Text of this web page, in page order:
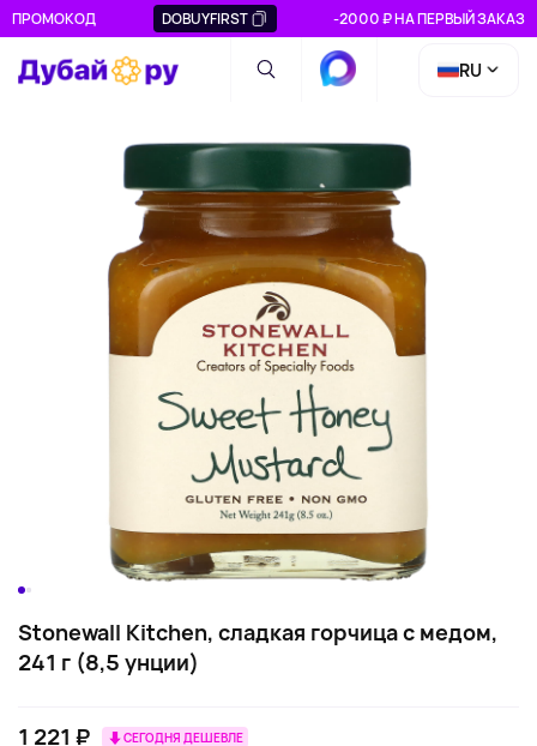
ПРОМОКОД DOBUYFIRST -2000 ₽ НА ПЕРВЫЙ ЗАКАЗ
RU
Stonewall Kitchen, сладкая горчица с медом,
241 г (8,5 унции)
1 221 ₽ СЕГОДНЯ ДЕШЕВЛЕ